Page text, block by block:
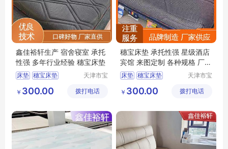
鑫佳裕轩生产 宿舍寝室 承托
性强 多年行业经验 穗宝床垫
床垫 穗宝床垫
天津床垫
天津市宝
裕轩床垫
￥ 300.00 拨打电话
穗宝床垫 承托性强 星级酒店
宾馆 来图定制 各种规格 厂家
供应
床垫 穗宝床垫
异形尺寸折叠棕垫
天津市宝
裕轩床垫
￥ 300.00 拨打电话